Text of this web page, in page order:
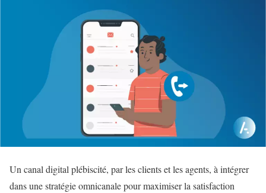
Un canal digital plébiscité, par les clients et les agents, à intégrer
dans une stratégie omnicanale pour maximiser la satisfaction